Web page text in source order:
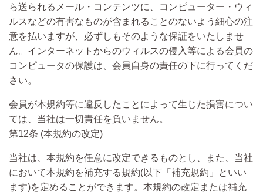
ら送られるメール・コンテンツに、コンピューター・ウィ
ルスなどの有害なものが含まれることのないよう細心の注
意を払いますが、必ずしもそのような保証をいたしませ
ん。インターネットからのウィルスの侵入等による会員の
コンピュータの保護は、会員自身の責任の下に行ってくだ
さい。
会員が本規約等に違反したことによって生じた損害につい
ては、当社は一切責任を負いません。
第12条 (本規約の改定)
当社は、本規約を任意に改定できるものとし、また、当社
において本規約を補充する規約(以下「補充規約」といい
ます)を定めることができます。本規約の改定または補充